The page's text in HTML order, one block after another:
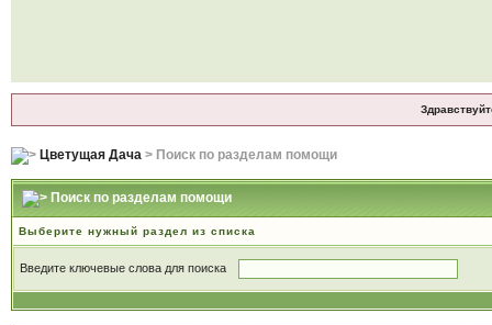
Цветущая Дача> Поиск по разделам помощи
Поиск по разделам помощи
Выберите нужный раздел из списка
Введите ключевые слова для поиска